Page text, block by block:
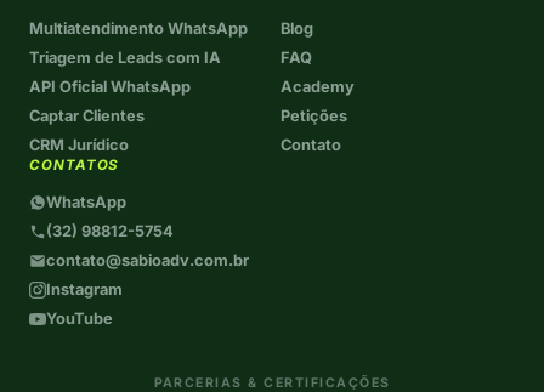
PARCERIAS & CERTIFICAÇÕES
Multiatendimento WhatsApp
Triagem de Leads com IA
API Oficial WhatsApp
Captar Clientes
CRM Jurídico
Blog
FAQ
Academy
Petições
Contato
CONTATOS
WhatsApp
(32) 98812-5754
contato@sabioadv.com.br
Instagram
YouTube